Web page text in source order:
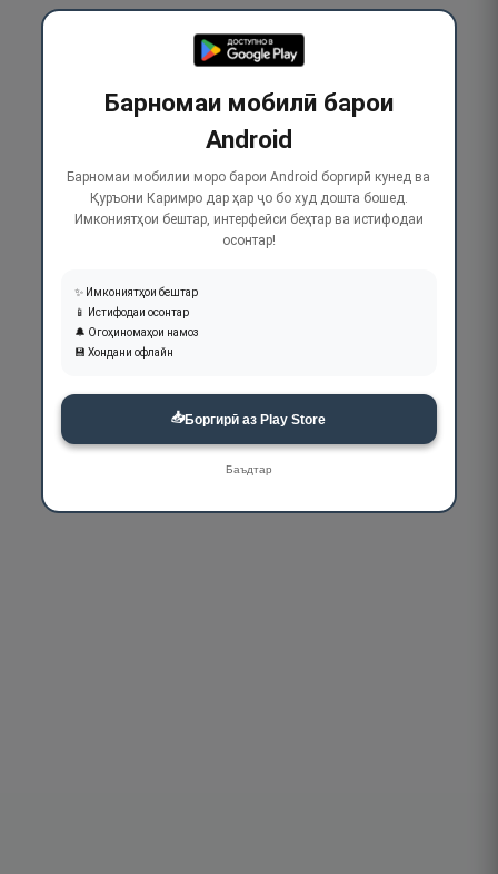
Барномаи мобилӣ барои
Android
Барномаи мобилии моро барои Android боргирӣ кунед ва
Қуръони Каримро дар ҳар ҷо бо худ дошта бошед.
Имкониятҳои бештар, интерфейси беҳтар ва истифодаи
осонтар!
✨ Имкониятҳои бештар
📱 Истифодаи осонтар
🔔 Огоҳиномаҳои намоз
💾 Хондани офлайн
📥Боргирӣ аз Play Store
Баъдтар